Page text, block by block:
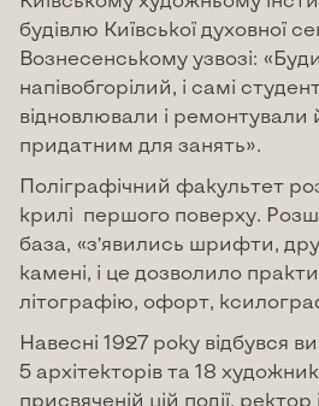
будівлю Київської духовної
Вознесенському узвозі:
напівобгорілий, і самі
відновлювали і ремонтували
придатним для занять».
Поліграфічний факультет
крилі першого поверху.
база, «з’явились шрифти,
камені, і це дозволило
літографію, офорт,
Навесні 1927 року відбувся
5 архітекторів та 18
присвяченій цій події, ректор